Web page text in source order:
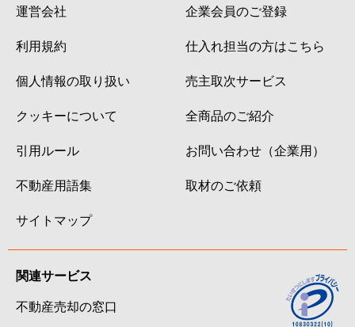
運営会社
利用規約
個人情報の取り扱い
クッキーについて
引用ルール
不動産用語集
サイトマップ
企業会員のご登録
仕入れ担当の方はこちら
売主取次サービス
全商品のご紹介
お問い合わせ（企業用）
取材のご依頼
関連サービス
不動産売却の窓口